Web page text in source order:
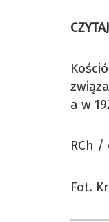
a w
RCh /
Fot.